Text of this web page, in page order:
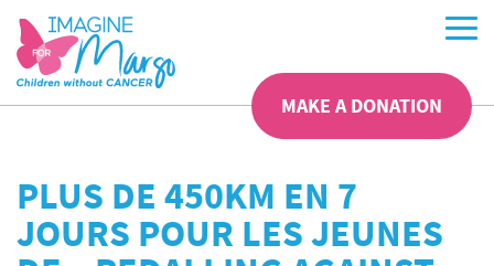
MAKE A DONATION
PLUS DE 450KM EN 7
JOURS POUR LES JEUNES